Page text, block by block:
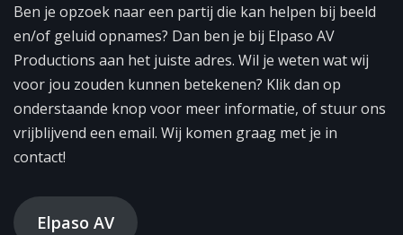
Ben je opzoek naar een partij die kan helpen bij beeld
en/of geluid opnames? Dan ben je bij Elpaso AV
Productions aan het juiste adres. Wil je weten wat wij
voor jou zouden kunnen betekenen? Klik dan op
onderstaande knop voor meer informatie, of stuur ons
vrijblijvend een email. Wij komen graag met je in
contact!
Elpaso AV